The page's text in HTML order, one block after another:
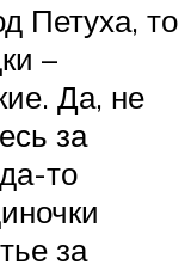
Петуха, то
–
Да, не
за
то
за